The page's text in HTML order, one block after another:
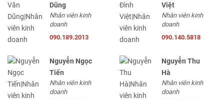
Dũng
Nhân viên kinh
doanh
090.189.2013
Việt
Nhân viên kinh
doanh
090.140.5818
Nguyễn Ngọc
Tiến
Nhân viên kinh
doanh
Nguyễn Thu
Hà
Nhân viên kinh
doanh